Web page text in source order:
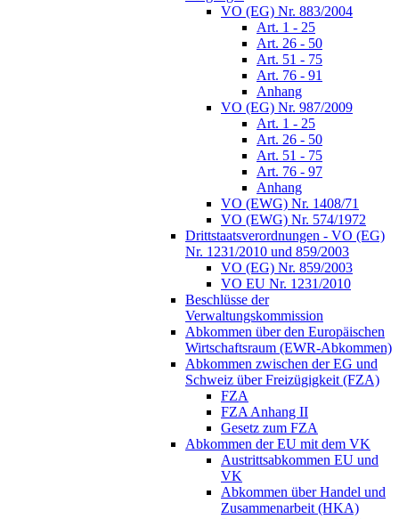
VO (EG) Nr. 883/2004
Art. 1 - 25
Art. 26 - 50
Art. 51 - 75
Art. 76 - 91
Anhang
VO (EG) Nr. 987/2009
Art. 1 - 25
Art. 26 - 50
Art. 51 - 75
Art. 76 - 97
Anhang
VO (EWG) Nr. 1408/71
VO (EWG) Nr. 574/1972
Drittstaatsverordnungen - VO (EG)
Nr. 1231/2010 und 859/2003
VO (EG) Nr. 859/2003
VO EU Nr. 1231/2010
Beschlüsse der
Verwaltungskommission
Abkommen über den Europäischen
Wirtschaftsraum (EWR-Abkommen)
Abkommen zwischen der EG und
Schweiz über Freizügigkeit (FZA)
FZA
FZA Anhang II
Gesetz zum FZA
Abkommen der EU mit dem VK
Austrittsabkommen EU und
VK
Abkommen über Handel und
Zusammenarbeit (HKA)